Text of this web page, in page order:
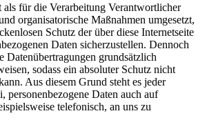
für die Verarbeitung Verantwortlicher
organisatorische Maßnahmen umgesetzt,
Schutz der über diese Internetseite
Daten sicherzustellen. Dennoch
Datenübertragungen grundsätzlich
sodass ein absoluter Schutz nicht
Aus diesem Grund steht es jeder
personenbezogene Daten auch auf
telefonisch, an uns zu